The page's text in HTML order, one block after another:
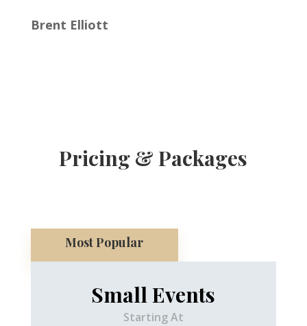
Brent Elliott
Pricing & Packages
Most Popular
Small Events
Starting At